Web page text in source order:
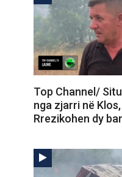
Top Channel/
nga zjarri në
Rrezikohen dy